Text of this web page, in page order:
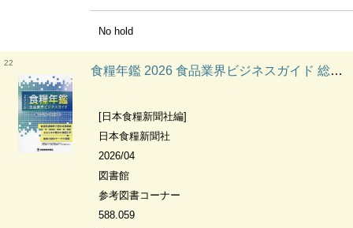
No hold
22
食糧年鑑 2026 食品業界ビジネスガイド 総合名簿・資料統計
[日本食糧新聞社編]
日本食糧新聞社
2026/04
図書館
参考図書コーナー
588.059